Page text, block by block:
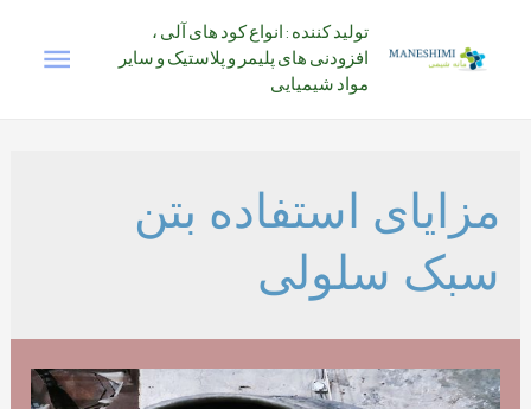
تولید کننده : انواع کود های آلی ،
افزودنی های پلیمر و پلاستیک و سایر
مواد شیمیایی
مزایای استفاده بتن
سبک سلولی